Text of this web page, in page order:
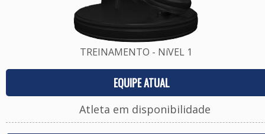
TREINAMENTO - NíVEL 1
EQUIPE ATUAL
Atleta em disponibilidade